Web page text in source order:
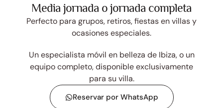
Media jornada o jornada completa
Perfecto para grupos, retiros, fiestas en villas y
ocasiones especiales.
Un especialista móvil en belleza de Ibiza, o un
equipo completo, disponible exclusivamente
para su villa.
Reservar por WhatsApp